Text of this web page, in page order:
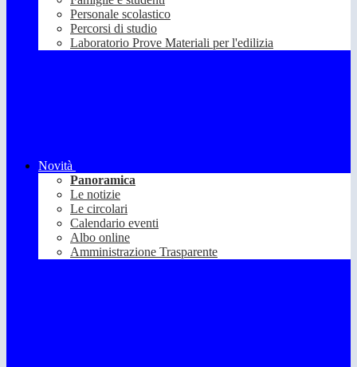
Personale scolastico
Percorsi di studio
Laboratorio Prove Materiali per l'edilizia
Novità
Panoramica
Le notizie
Le circolari
Calendario eventi
Albo online
Amministrazione Trasparente